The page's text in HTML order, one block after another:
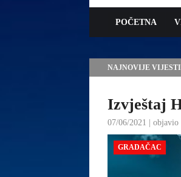
POČETNA
NAJNOVIJE VIJESTI
Izvještaj
07/06/2021 | objavio
GRADAČAC